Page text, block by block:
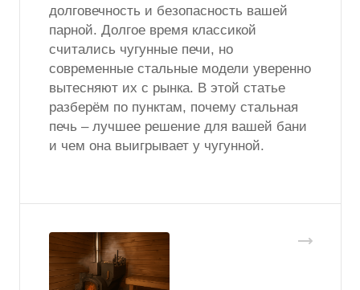
долговечность и безопасность вашей
парной. Долгое время классикой
считались чугунные печи, но
современные стальные модели уверенно
вытесняют их с рынка. В этой статье
разберём по пунктам, почему стальная
печь – лучшее решение для вашей бани
и чем она выигрывает у чугунной.